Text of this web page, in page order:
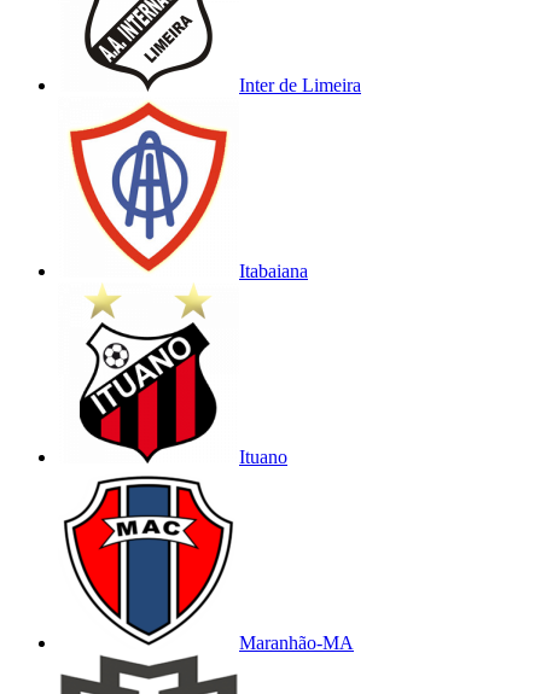
Inter de Limeira
Itabaiana
Ituano
Maranhão-MA